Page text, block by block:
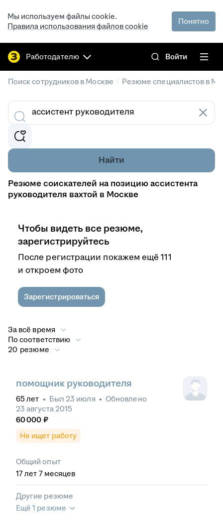
Мы используем файлы cookie.
Правила использования файлов cookie
Понятно
Работодателю Войти
Поиск сотрудников в Москве / Резюме специалистов в
Найти
Резюме соискателей на позицию ассистента
руководителя вахтой в Москве
Чтобы видеть все резюме,
зарегистрируйтесь
После регистрации покажем ещё 111
и откроем фото
Зарегистрироваться
За всё время
По соответствию
20 резюме
помощник руководителя
65 лет • Был 23 июля • Обновлено
23 августа 2015
60 000 ₽
Не ищет работу
Общий опыт
17лет 7 месяцев
Другие резюме
Ещё 1 резюме